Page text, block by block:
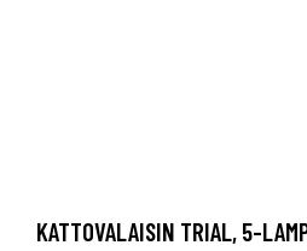
KATTOVALAISIN TRIAL, 5-